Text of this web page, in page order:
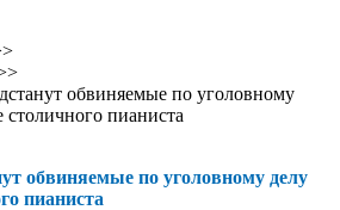
обвиняемые по уголовному
столичного пианиста
обвиняемые по уголовному делу
пианиста